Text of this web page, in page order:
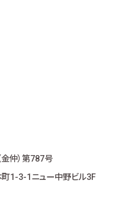
る有価証券・金融商品の
勧誘・販売、サービスの
ため
と又はご本人の代理人で
め
結果、お預り残高などの報
する事務を行うため
等に基づく権利の行使や
仲）第787号
1-3-1 ニュー中野ビル3F